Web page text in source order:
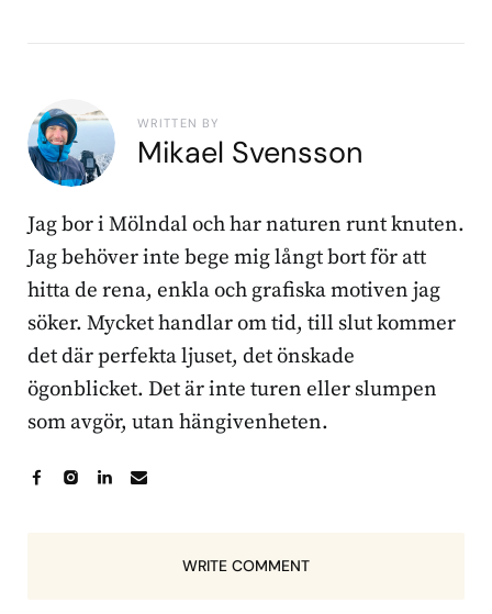
WRITTEN BY
Mikael Svensson
Jag bor i Mölndal och har naturen runt knuten.
Jag behöver inte bege mig långt bort för att
hitta de rena, enkla och grafiska motiven jag
söker. Mycket handlar om tid, till slut kommer
det där perfekta ljuset, det önskade
ögonblicket. Det är inte turen eller slumpen
som avgör, utan hängivenheten.
WRITE COMMENT